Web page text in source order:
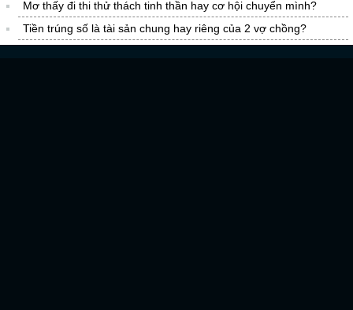
Mơ thấy đi thi thử thách tinh thần hay cơ hội chuyển mình?
Tiền trúng số là tài sản chung hay riêng của 2 vợ chồng?